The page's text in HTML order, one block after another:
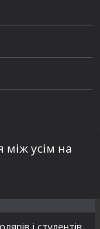
між усім на